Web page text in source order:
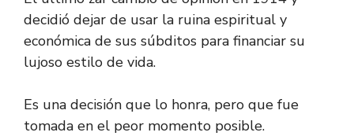
decidió dejar de usar la ruina espiritual y
económica de sus súbditos para financiar su
lujoso estilo de vida.
Es una decisión que lo honra, pero que fue
tomada en el peor momento posible.